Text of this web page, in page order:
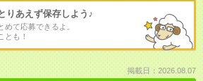
りあえず保存しよう♪
て応募できるよ。
とも！
掲載日：2026.08.07